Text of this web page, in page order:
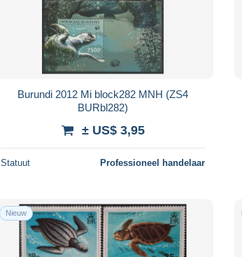
Burundi 2012 Mi block282 MNH (ZS4
BURbl282)
± US$ 3,95
Statuut Professioneel handelaar
Nieuw